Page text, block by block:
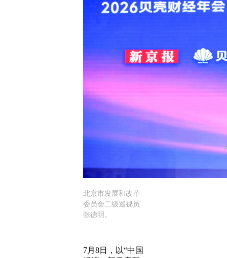
北京市发展和改革
委员会二级巡视员
张德明。
7月8日，以“中国